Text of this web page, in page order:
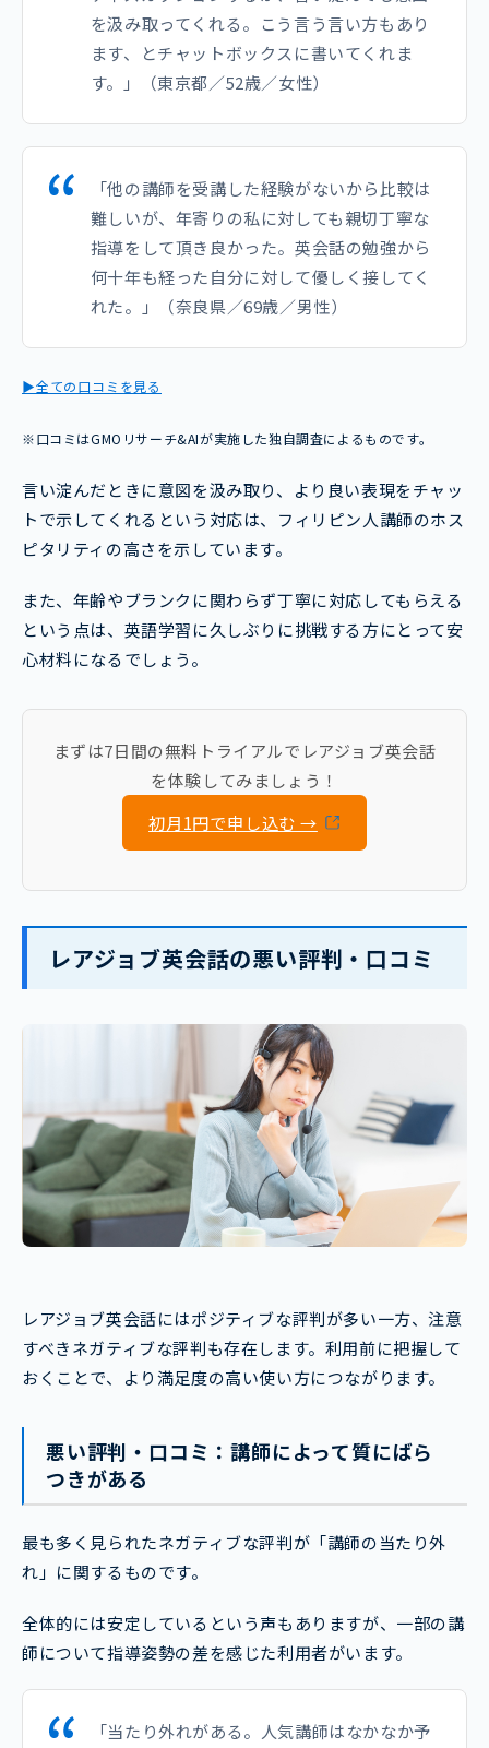
を汲み取ってくれる。こう言う言い方もあり
ます、とチャットボックスに書いてくれま
す。」（東京都／52歳／女性）
「他の講師を受講した経験がないから比較は
難しいが、年寄りの私に対しても親切丁寧な
指導をして頂き良かった。英会話の勉強から
何十年も経った自分に対して優しく接してく
れた。」（奈良県／69歳／男性）
▶全ての口コミを見る
※口コミはGMOリサーチ&AIが実施した独自調査によるものです。
言い淀んだときに意図を汲み取り、より良い表現をチャッ
トで示してくれるという対応は、フィリピン人講師のホス
ピタリティの高さを示しています。
また、年齢やブランクに関わらず丁寧に対応してもらえる
という点は、英語学習に久しぶりに挑戦する方にとって安
心材料になるでしょう。
まずは7日間の無料トライアルでレアジョブ英会話
を体験してみましょう！
初月1円で申し込む →
レアジョブ英会話の悪い評判・口コミ
レアジョブ英会話にはポジティブな評判が多い一方、注意
すべきネガティブな評判も存在します。利用前に把握して
おくことで、より満足度の高い使い方につながります。
悪い評判・口コミ：講師によって質にばら
つきがある
最も多く見られたネガティブな評判が「講師の当たり外
れ」に関するものです。
全体的には安定しているという声もありますが、一部の講
師について指導姿勢の差を感じた利用者がいます。
「当たり外れがある。人気講師はなかなか予